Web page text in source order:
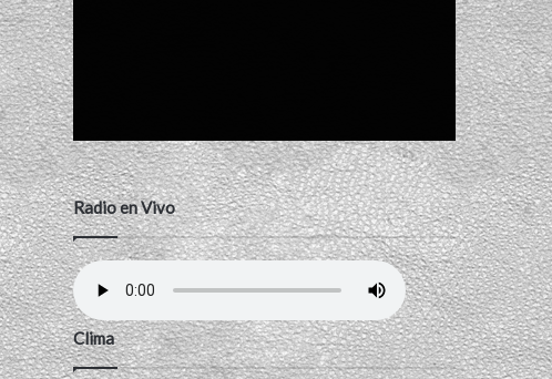
Radio en Vivo
Clima